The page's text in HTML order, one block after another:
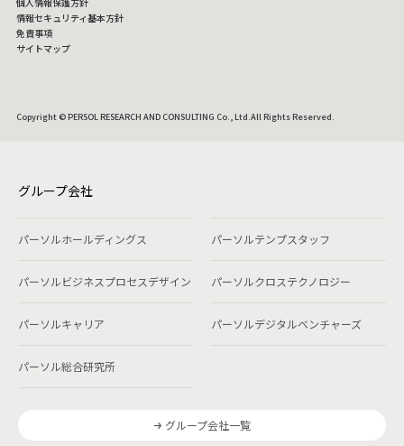
Copyright © PERSOL RESEARCH AND CONSULTING Co., Ltd.All Rights Reserved.
情報セキュリティ基本方針
免責事項
サイトマップ
グループ会社
パーソルホールディングス パーソルテンプスタッフ
パーソルビジネスプロセスデザイン パーソルクロステクノロジー
パーソルキャリア パーソルデジタルベンチャーズ
パーソル総合研究所
グループ会社一覧